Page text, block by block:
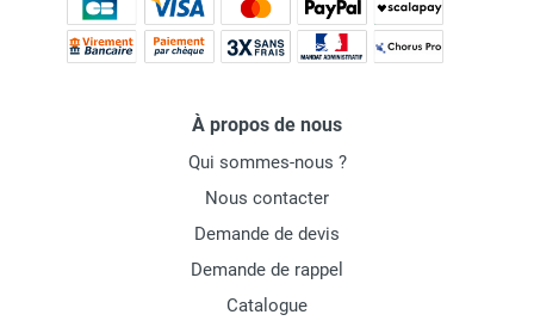
À propos de nous
Qui sommes-nous ?
Nous contacter
Demande de devis
Demande de rappel
Catalogue